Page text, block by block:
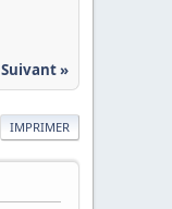
Suivant »
IMPRIMER